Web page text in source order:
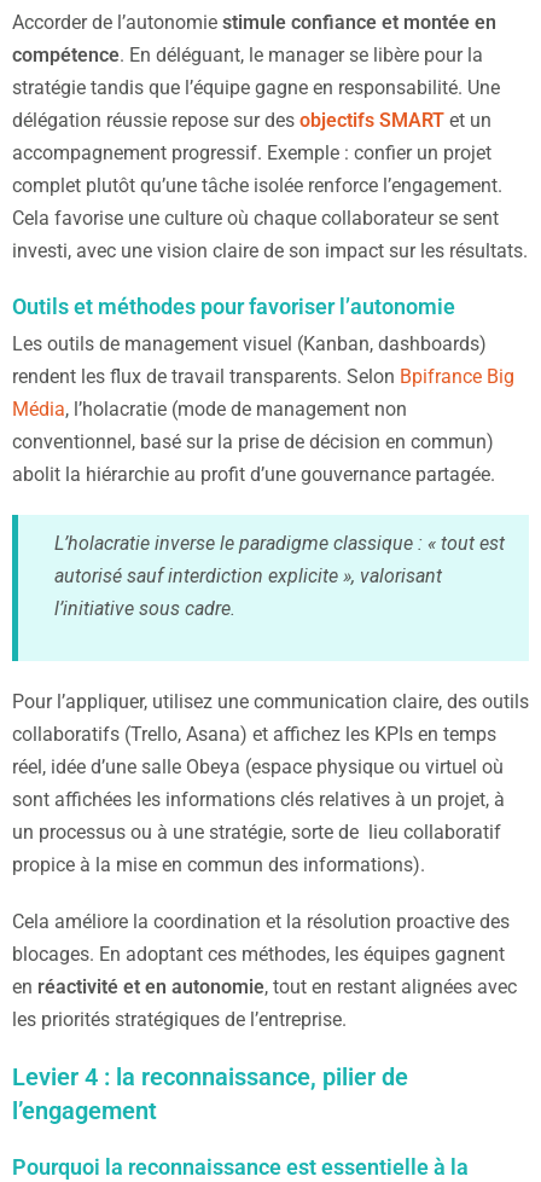
Accorder de l’autonomie stimule confiance et montée en
compétence. En déléguant, le manager se libère pour la
stratégie tandis que l’équipe gagne en responsabilité. Une
délégation réussie repose sur des objectifs SMART et un
accompagnement progressif. Exemple : confier un projet
complet plutôt qu’une tâche isolée renforce l’engagement.
Cela favorise une culture où chaque collaborateur se sent
investi, avec une vision claire de son impact sur les résultats.
Outils et méthodes pour favoriser l’autonomie
Les outils de management visuel (Kanban, dashboards)
rendent les flux de travail transparents. Selon Bpifrance Big
Média, l’holacratie (mode de management non
conventionnel, basé sur la prise de décision en commun)
abolit la hiérarchie au profit d’une gouvernance partagée.
L’holacratie inverse le paradigme classique : « tout est
autorisé sauf interdiction explicite », valorisant
l’initiative sous cadre.
Pour l’appliquer, utilisez une communication claire, des outils
collaboratifs (Trello, Asana) et affichez les KPIs en temps
réel, idée d’une salle Obeya (espace physique ou virtuel où
sont affichées les informations clés relatives à un projet, à
un processus ou à une stratégie, sorte de lieu collaboratif
propice à la mise en commun des informations).
Cela améliore la coordination et la résolution proactive des
blocages. En adoptant ces méthodes, les équipes gagnent
en réactivité et en autonomie, tout en restant alignées avec
les priorités stratégiques de l’entreprise.
Levier 4 : la reconnaissance, pilier de
l’engagement
Pourquoi la reconnaissance est essentielle à la